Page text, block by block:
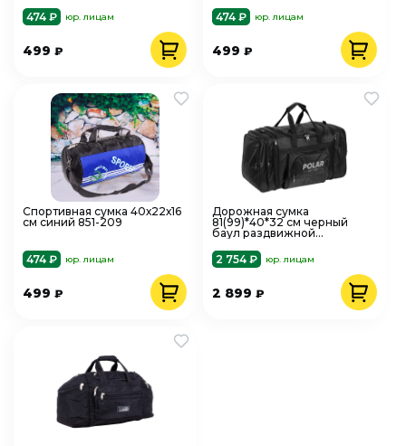
474 ₽
юр. лицам
499 ₽
474 ₽ юр. лицам
499₽
Спортивная сумка 40х22х16
см синий 851-209
474 ₽ юр. лицам
499 ₽
Дорожная сумка
81(99)*40*32 см черный
баул раздвижной
2 754 ₽
юр. лицам
2 899₽